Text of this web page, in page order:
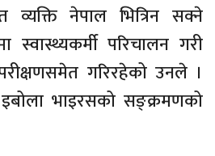
व्यक्ति नेपाल भित्रिन सक्ने
स्वास्थ्यकर्मी परिचालन गरी
गरिरहेको उनले ।
भाइरसको सङ्क्रमणको